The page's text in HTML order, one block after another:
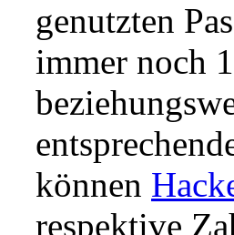
genutzten
immer noch
können
respektive